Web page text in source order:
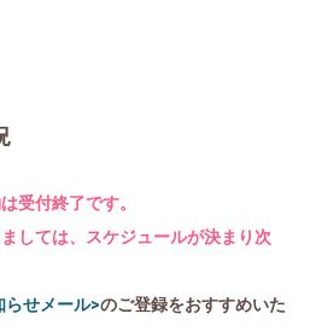
受付終了です。
しては、スケジュールが決まり次
らせメール>のご登録をおすすめいた